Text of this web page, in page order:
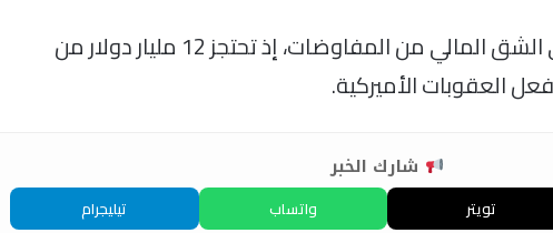
وتلعب قطر دورا أساسيا في الشق المالي من المفاوضات، إذ تحتجز 12 مليار دولار من
العقوبات الأميركية.
شارك الخبر
تويتر واتساب تيليجرام